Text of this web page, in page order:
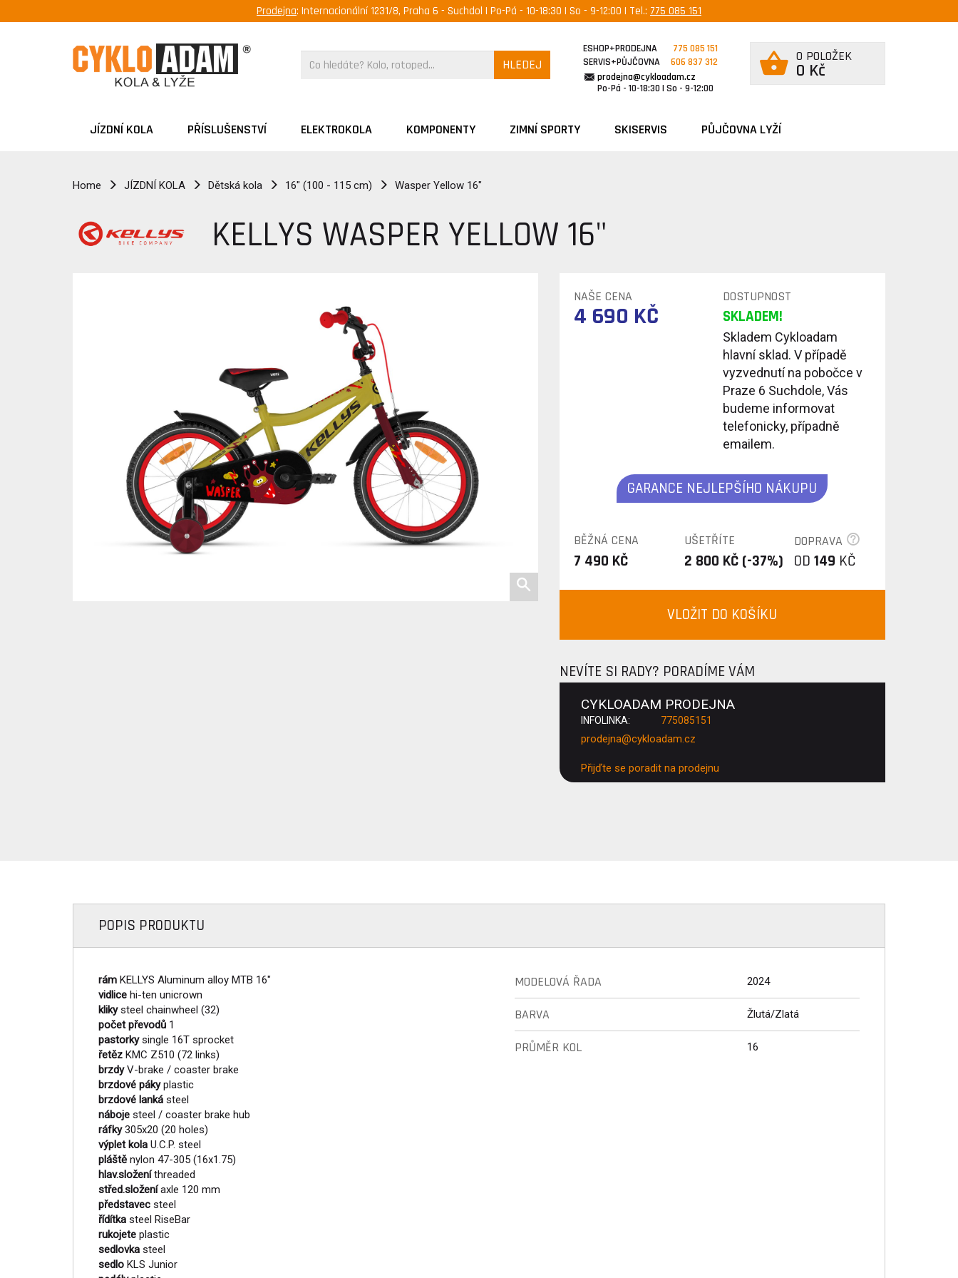
Prodejna: Internacionální 1231/8, Praha 6 - Suchdol | Po-Pá - 10-18:30 | So - 9-12:00 | Tel.: 775 085 151
HLEDEJ
ESHOP+PRODEJNA
775 085 151
SERVIS+PŮJČOVNA
606 837 312
prodejna@cykloadam.cz
Po-Pá - 10-18:30 | So - 9-12:00
0 POLOŽEK
0 Kč
JÍZDNÍ KOLA PŘÍSLUŠENSTVÍ ELEKTROKOLA KOMPONENTY ZIMNÍ SPORTY SKISERVIS PŮJČOVNA LYŽÍ
Home JÍZDNÍ KOLA Dětská kola 16" (100 - 115 cm) Wasper Yellow 16"
KELLYS WASPER YELLOW 16"
NAŠE CENA DOSTUPNOST
4 690 KČ SKLADEM!
Skladem Cykloadam
hlavní sklad. V případě
vyzvednutí na pobočce v
Praze 6 Suchdole, Vás
budeme informovat
telefonicky, případně
emailem.
GARANCE NEJLEPŠÍHO NÁKUPU
BĚŽNÁ CENA UŠETŘÍTE DOPRAVA
7 490 KČ 2 800 KČ (-37%) OD 149 KČ
VLOŽIT DO KOŠÍKU
NEVÍTE SI RADY? PORADÍME VÁM
CYKLOADAM PRODEJNA
INFOLINKA: 775085151
prodejna@cykloadam.cz
Přijďte se poradit na prodejnu
POPIS PRODUKTU
rám KELLYS Aluminum alloy MTB 16"
vidlice hi-ten unicrown
klikysteel chainwheel (32)
počet převodů 1
pastorkysingle 16T sprocket
řetěz KMC Z510 (72 links)
brzdyV-brake / coaster brake
brzdové pákyplastic
brzdové lanká steel
náboje steel / coaster brake hub
ráfky305x20 (20 holes)
výplet kola U.C.P. steel
pláště nylon 47-305 (16x1.75)
hlav.složeníthreaded
střed.složeníaxle 120 mm
představec steel
řídítka steel RiseBar
rukojete plastic
sedlovka steel
sedlo KLS Junior
MODELOVÁ ŘADA 2024
BARVA Žlutá/Zlatá
PRŮMĚR KOL 16